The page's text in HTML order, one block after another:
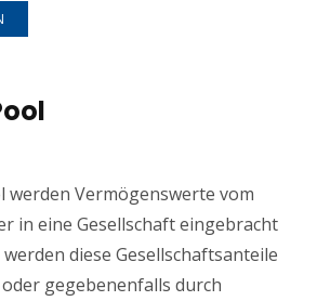
werden Vermögenswerte vom
in eine Gesellschaft eingebracht
diese Gesellschaftsanteile
gegebenenfalls durch